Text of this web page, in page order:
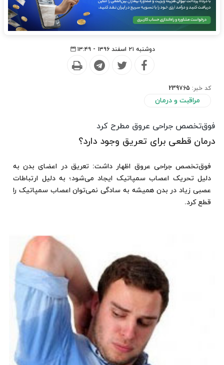
دوشنبه ۲۱ اسفند ۱۳۹۶ - ۱۳:۴۹
کد خبر: 239765
مراقبت و درمان
فوق‌تخصص جراحی عروق مطرح کرد
درمان قطعی برای تعریق وجود دارد؟
فوق‌تخصص جراحی عروق اظهار داشت: تعریق در اعضای بدن به
دلیل تحریک اعصاب سمپاتیک ایجاد می‌شود؛ به دلیل ارتباطات
عصبی زیاد در بدن همیشه به سادگی نمی‌توان اعصاب سمپاتیک را
قطع کرد.